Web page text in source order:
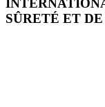
SÛRETÉ ET